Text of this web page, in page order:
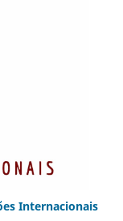
Internacionais